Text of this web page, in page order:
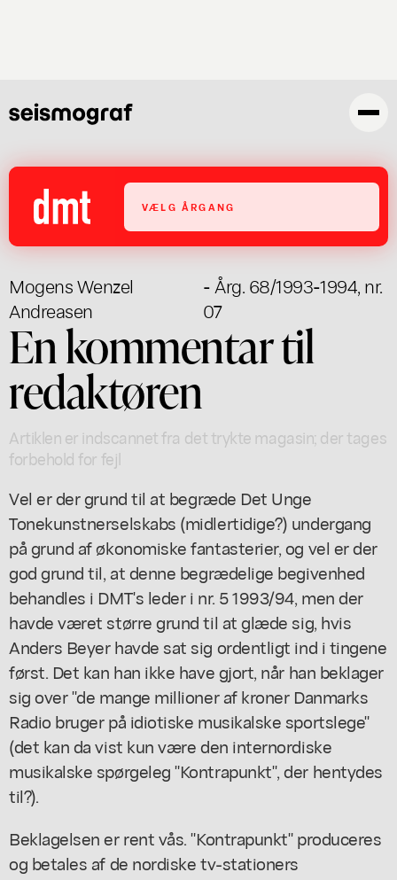
VÆLG ÅRGANG
Mogens Wenzel
Andreasen
- Årg. 68/1993-1994, nr.
07
En kommentar til
redaktøren
Artiklen er indscannet fra det trykte magasin; der tages
forbehold for fejl
Vel er der grund til at begræde Det Unge
Tonekunstnerselskabs (midlertidige?) undergang
på grund af økonomiske fantasterier, og vel er der
god grund til, at denne begrædelige begivenhed
behandles i DMT's leder i nr. 5 1993/94, men der
havde været større grund til at glæde sig, hvis
Anders Beyer havde sat sig ordentligt ind i tingene
først. Det kan han ikke have gjort, når han beklager
sig over "de mange millioner af kroner Danmarks
Radio bruger på idiotiske musikalske sportslege"
(det kan da vist kun være den internordiske
musikalske spørgeleg "Kontrapunkt", der hentydes
til?).
Beklagelsen er rent vås. "Kontrapunkt" produceres
og betales af de nordiske tv-stationers